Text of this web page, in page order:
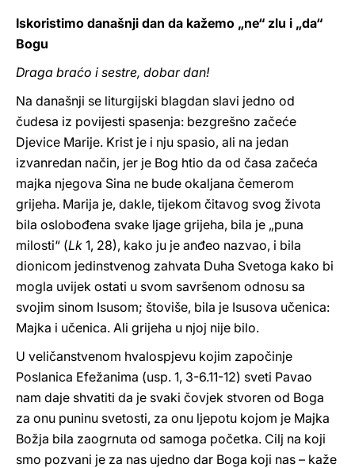
Iskoristimo današnji dan da kažemo „ne“ zlu i „da“
Bogu
Draga braćo i sestre, dobar dan!
Na današnji se liturgijski blagdan slavi jedno od
čudesa iz povijesti spasenja: bezgrešno začeće
Djevice Marije. Krist je i nju spasio, ali na jedan
izvanredan način, jer je Bog htio da od časa začeća
majka njegova Sina ne bude okaljana čemerom
grijeha. Marija je, dakle, tijekom čitavog svog života
bila oslobođena svake ljage grijeha, bila je „puna
milosti“ (Lk 1, 28), kako ju je anđeo nazvao, i bila
dionicom jedinstvenog zahvata Duha Svetoga kako bi
mogla uvijek ostati u svom savršenom odnosu sa
svojim sinom Isusom; štoviše, bila je Isusova učenica:
Majka i učenica. Ali grijeha u njoj nije bilo.
U veličanstvenom hvalospjevu kojim započinje
Poslanica Efežanima (usp. 1, 3-6.11-12) sveti Pavao
nam daje shvatiti da je svaki čovjek stvoren od Boga
za onu puninu svetosti, za onu ljepotu kojom je Majka
Božja bila zaogrnuta od samoga početka. Cilj na koji
smo pozvani je za nas ujedno dar Boga koji nas – kaže